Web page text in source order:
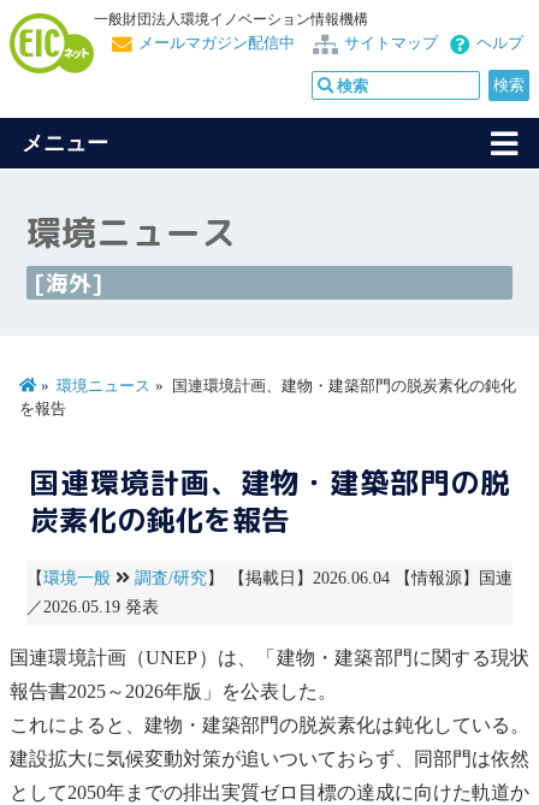
一般財団法人環境イノベーション情報機構
ヘルプ
サイトマップ
メールマガジン配信中
メニュー
環境ニュース
[海外]
環境ニュース
国連環境計画、建物・建築部門の脱炭素化の鈍化
を報告
国連環境計画、建物・建築部門の脱
炭素化の鈍化を報告
【環境一般 調査/研究】 【掲載日】2026.06.04 【情報源】国連
／2026.05.19 発表
国連環境計画 （UNEP）は、「建物・建築部門に関する現状
報告書2025～2026年版」を公表した。
これによると、建物・建築部門の脱炭素化は鈍化している。
建設拡大に気候変動対策が追いついておらず、同部門は依然
として2050年までの排出実質ゼロ目標の達成に向けた軌道か